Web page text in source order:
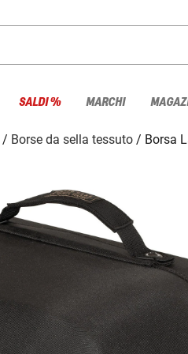
SALDI % MARCHI
Borse da sella tessuto
Borsa